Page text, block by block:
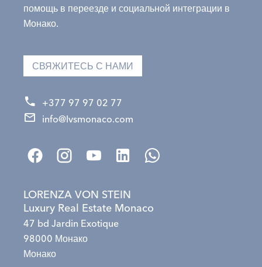
помощь в переезде и социальной интеграции в
Монако.
СВЯЖИТЕСЬ С НАМИ
+377 97 97 02 77
info@lvsmonaco.com
LORENZA VON STEIN
Luxury Real Estate Monaco
47 bd Jardin Exotique
98000 Монако
Монако